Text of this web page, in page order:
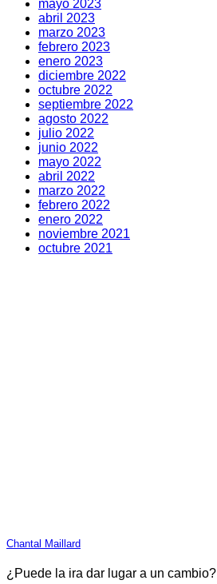
mayo 2023
abril 2023
marzo 2023
febrero 2023
enero 2023
diciembre 2022
octubre 2022
septiembre 2022
agosto 2022
julio 2022
junio 2022
mayo 2022
abril 2022
marzo 2022
febrero 2022
enero 2022
noviembre 2021
octubre 2021
Chantal Maillard
¿Puede la ira dar lugar a un